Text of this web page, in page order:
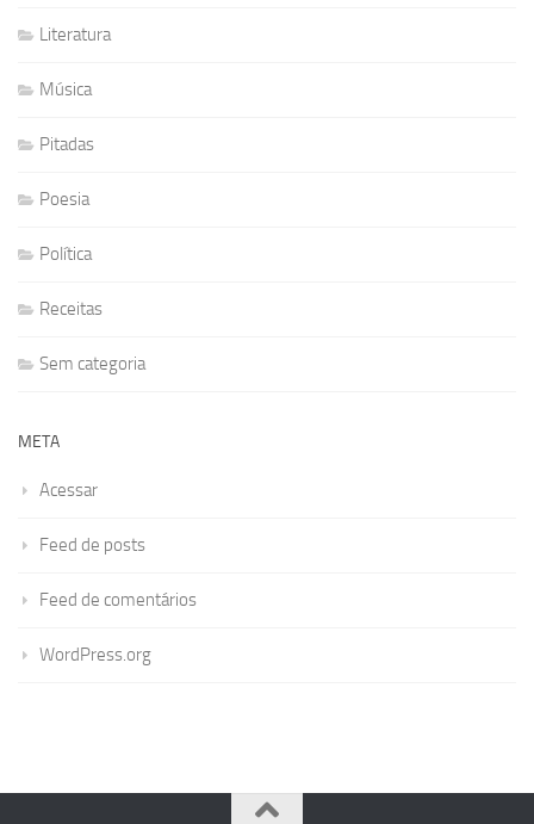
Literatura
Música
Pitadas
Poesia
Política
Receitas
Sem categoria
META
Acessar
Feed de posts
Feed de comentários
WordPress.org